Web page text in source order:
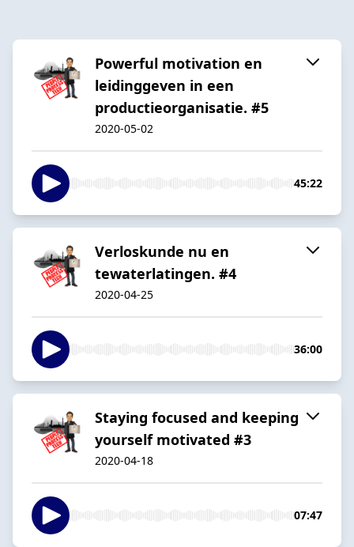
Powerful motivation en
leidinggeven in een
productieorganisatie. #5
2020-05-02
45:22
Verloskunde nu en
tewaterlatingen. #4
2020-04-25
36:00
Staying focused and keeping
yourself motivated #3
2020-04-18
07:47